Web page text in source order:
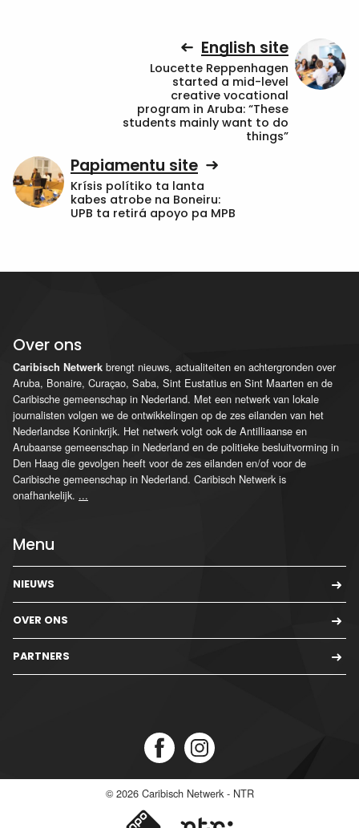
English site
Loucette Reppenhagen
started a mid-level
creative vocational
program in Aruba: “These
students mainly want to do
things”
Papiamentu site
Krísis polítiko ta lanta
kabes atrobe na Boneiru:
UPB ta retirá apoyo pa MPB
Over ons
Caribisch Netwerk brengt nieuws, actualiteiten en achtergronden over
Aruba, Bonaire, Curaçao, Saba, Sint Eustatius en Sint Maarten en de
Caribische gemeenschap in Nederland. Met een netwerk van lokale
journalisten volgen we de ontwikkelingen op de zes eilanden van het
Nederlandse Koninkrijk. Het netwerk volgt ook de Antilliaanse en
Arubaanse gemeenschap in Nederland en de politieke besluitvorming in
Den Haag die gevolgen heeft voor de zes eilanden en/of voor de
Caribische gemeenschap in Nederland. Caribisch Netwerk is
onafhankelijk. ...
Menu
NIEUWS
OVER ONS
PARTNERS
© 2026 Caribisch Netwerk - NTR